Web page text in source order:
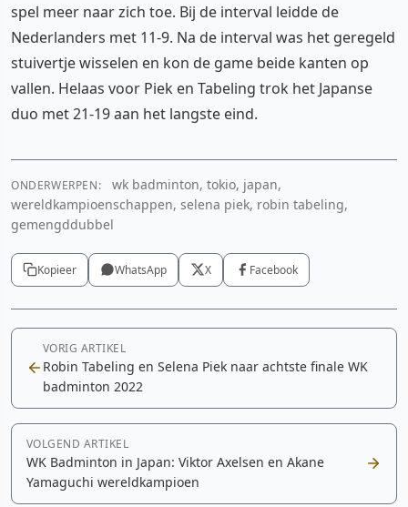
spel meer naar zich toe. Bij de interval leidde de
Nederlanders met 11-9. Na de interval was het geregeld
stuivertje wisselen en kon de game beide kanten op
vallen. Helaas voor Piek en Tabeling trok het Japanse
duo met 21-19 aan het langste eind.
ONDERWERPEN:
wk badminton, tokio, japan,
wereldkampioenschappen, selena piek, robin tabeling,
gemengddubbel
Kopieer WhatsApp X Facebook
VORIG ARTIKEL
Robin Tabeling en Selena Piek naar achtste finale WK
badminton 2022
VOLGEND ARTIKEL
WK Badminton in Japan: Viktor Axelsen en Akane
Yamaguchi wereldkampioen